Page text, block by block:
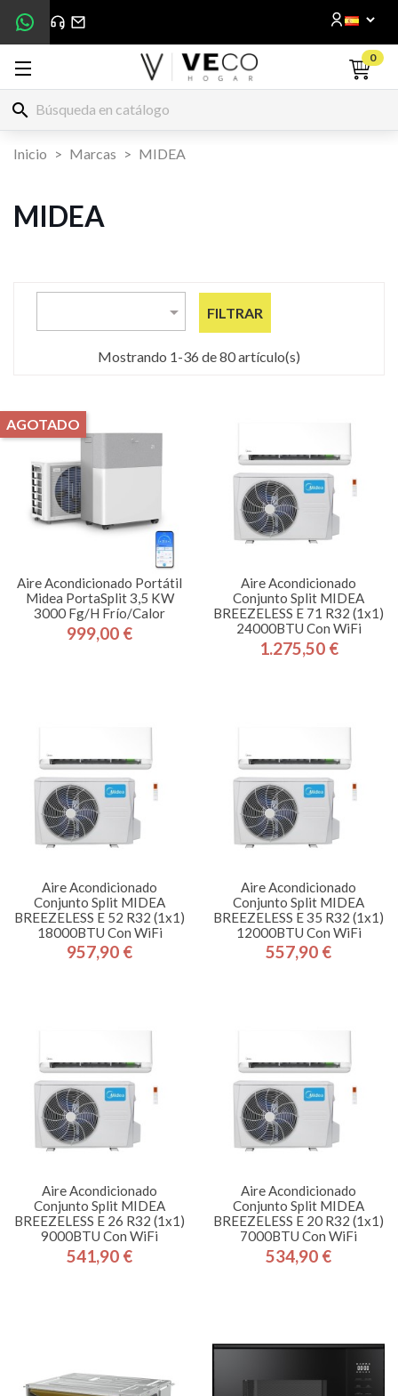
0
search
Inicio Marcas MIDEA
MIDEA
 FILTRAR
Mostrando 1-36 de 80 artículo(s)
Aire Acondicionado Portátil
Midea PortaSplit 3,5 KW
3000 Fg/h Frío/calor
Precio
999,00 €
AGOTADO
Aire Acondicionado
Conjunto Split MIDEA
BREEZELESS E 71 R32 (1x1)
24000BTU Con WiFi
Precio
1.275,50 €
Aire Acondicionado
Conjunto Split MIDEA
BREEZELESS E 52 R32 (1x1)
18000BTU Con WiFi
Precio
957,90 €
Aire Acondicionado
Conjunto Split MIDEA
BREEZELESS E 35 R32 (1x1)
12000BTU Con WiFi
Precio
557,90 €
Aire Acondicionado
Conjunto Split MIDEA
BREEZELESS E 26 R32 (1x1)
9000BTU Con WiFi
Precio
541,90 €
Aire Acondicionado
Conjunto Split MIDEA
BREEZELESS E 20 R32 (1x1)
7000BTU Con WiFi
Precio
534,90 €